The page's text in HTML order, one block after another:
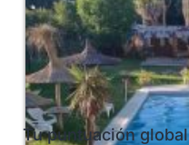
Tu puntuación global